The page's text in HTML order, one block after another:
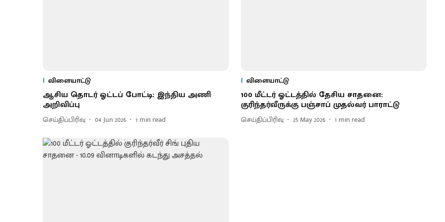
விளையாட்டு
ஆசிய தொடர் ஓட்டப் போட்டி: இந்திய அணி
அறிவிப்பு
செய்திப்பிரிவு 04 Jun 2026 1 min read
விளையாட்டு
100 மீட்டர் ஓட்டத்தில் தேசிய சாதனை:
குரிந்தர்வீருக்கு பஞ்சாப் முதல்வர் பாராட்டு
செய்திப்பிரிவு 25 May 2026 1 min read